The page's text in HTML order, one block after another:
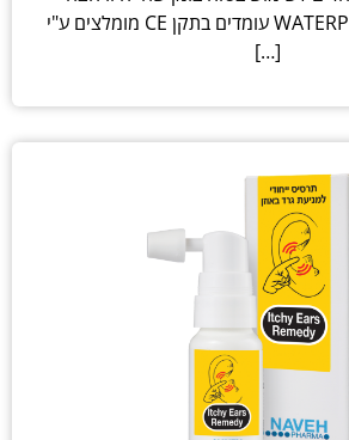
WATERPROOF EARPLUG עומדים בתקן CE מומלצים ע"י
[…]